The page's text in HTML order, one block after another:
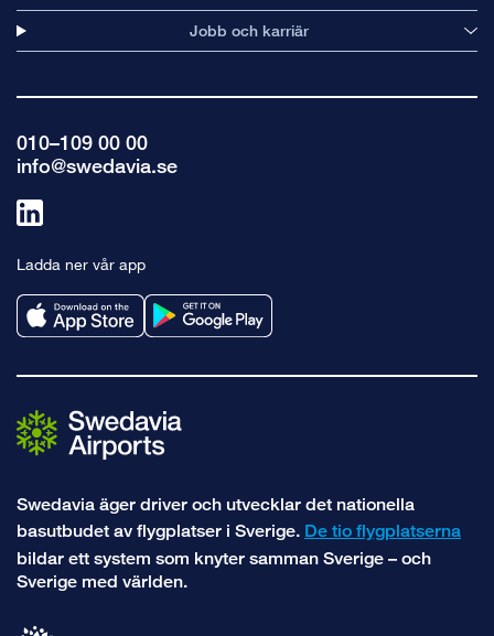
Jobb och karriär
010–109 00 00
info@swedavia.se
linkedin
Ladda ner vår app
Swedavia äger driver och utvecklar det nationella
basutbudet av flygplatser i Sverige. De tio flygplatserna
bildar ett system som knyter samman Sverige – och
Sverige med världen.